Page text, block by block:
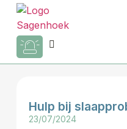
Hulp bij
23/07/2024